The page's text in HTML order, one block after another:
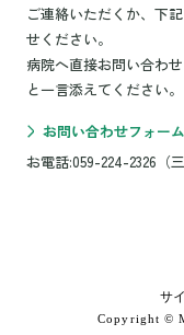
ご連絡いただくか、下
せください。
病院へ直接お問い合わ
と一言添えてください。
お問い合わせフォー
お電話:059-224-2326（
サ
Copyright ©